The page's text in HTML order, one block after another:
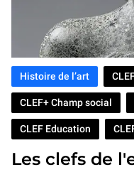
Les clefs de
Histoire de l’art
CLEF+ Champ social
CLEF Education